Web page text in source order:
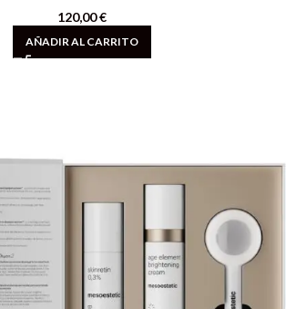
120,00€
AÑADIR AL CARRITO